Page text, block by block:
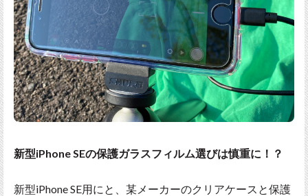
新型iPhone SEの保護ガラスフィルム選びは慎重に！？
新型iPhone SE用にと、某メーカーのクリアケースと保護